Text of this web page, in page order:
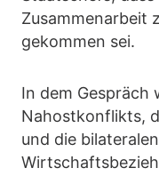
Zusammenarbeit
gekommen sei.
In dem Gespräch
Nahostkonflikts,
und die